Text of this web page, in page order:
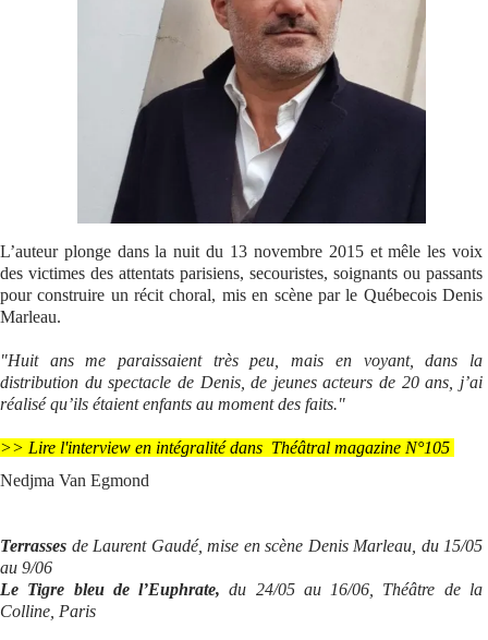
L’auteur plonge dans la nuit du 13 novembre 2015 et mêle les voix
des victimes des attentats parisiens, secouristes, soignants ou passants
pour construire un récit choral, mis en scène par le Québecois Denis
Marleau.
"Huit ans me paraissaient très peu, mais en voyant, dans la
distribution du spectacle de Denis, de jeunes acteurs de 20 ans, j’ai
réalisé qu’ils étaient enfants au moment des faits."
>> Lire l'interview en intégralité dans Théâtral magazine N°105
Nedjma Van Egmond
Terrasses de Laurent Gaudé, mise en scène Denis Marleau, du 15/05
au 9/06
Le Tigre bleu de l’Euphrate,du 24/05 au 16/06, Théâtre de la
Colline, Paris